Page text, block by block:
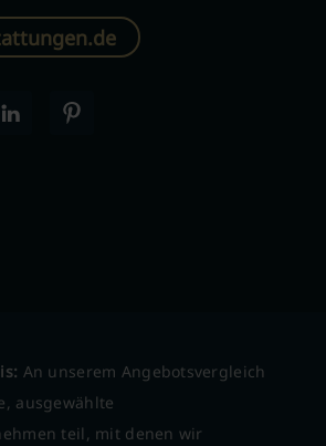
An unserem Angebotsvergleich
ausgewählte
teil, mit denen wir